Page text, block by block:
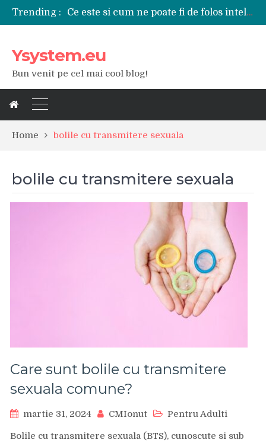
Trending :
Tipuri de polizoare de care este nevoie intr-un atelier
Utilizarea diferitelor jucarii sexuale in viata de cuplu
Modul in care a evoluat tehnologia in ultimul secol
iPhone 16Pro Max sau Samsung Galaxy S24 Ultra?
Ysystem.eu
Bun venit pe cel mai cool blog!
Home bolile cu transmitere sexuala
bolile cu transmitere sexuala
Care sunt bolile cu transmitere
sexuala comune?
martie 31, 2024 CMIonut Pentru Adulti
Bolile cu transmitere sexuala (BTS), cunoscute si sub